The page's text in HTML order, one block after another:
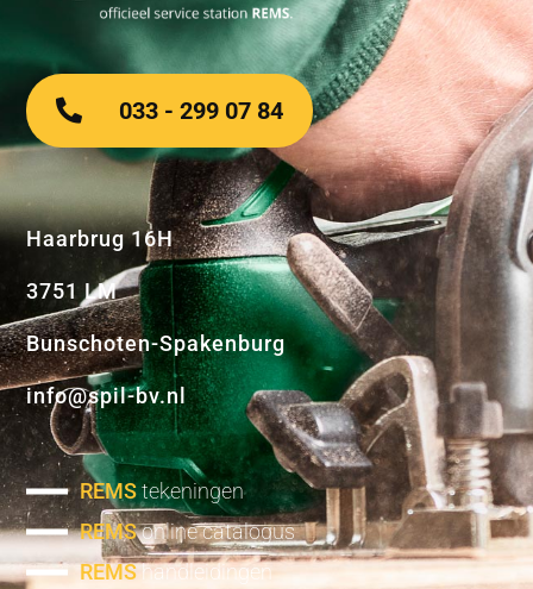
Haarbrug 16H
3751 LM
Bunschoten-Spakenburg
info@spil-bv.nl
REMStekeningen
REMSonline catalogus
REMShandleidingen
033 - 299 07 84